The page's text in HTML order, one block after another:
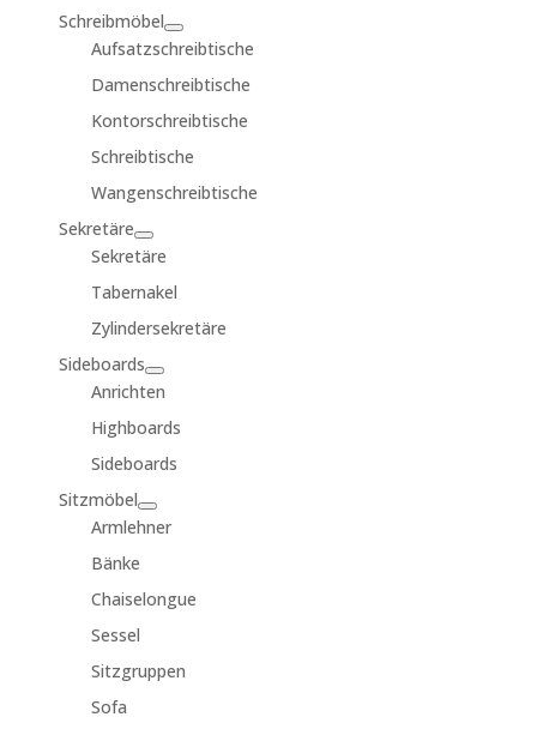
Schreibmöbel
Aufsatzschreibtische
Damenschreibtische
Kontorschreibtische
Schreibtische
Wangenschreibtische
Sekretäre
Sekretäre
Tabernakel
Zylindersekretäre
Sideboards
Anrichten
Highboards
Sideboards
Sitzmöbel
Armlehner
Bänke
Chaiselongue
Sessel
Sitzgruppen
Sofa